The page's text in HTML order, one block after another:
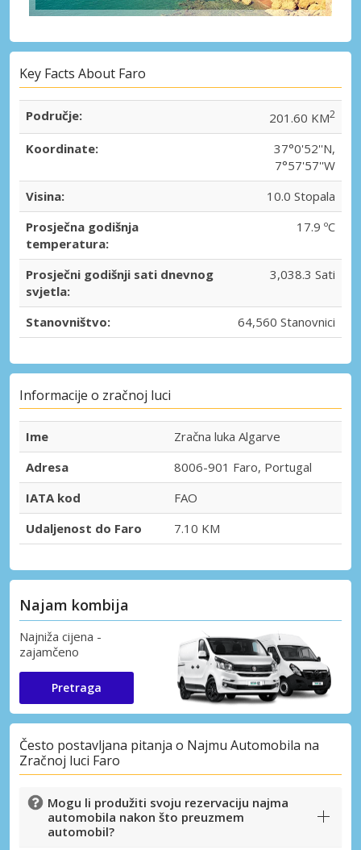
Key Facts About Faro
Područje: 201.60 KM2
Koordinate:
37°0'52''N,
7°57'57''W
Visina:
10.0 Stopala
Prosječna godišnja
temperatura:
17.9 ºC
Prosječni godišnji sati dnevnog
svjetla:
3,038.3 Sati
Stanovništvo: 64,560 Stanovnici
Informacije o zračnoj luci
Ime
Zračna luka Algarve
Adresa
8006-901 Faro, Portugal
IATA kod
FAO
Udaljenost do Faro
7.10 KM
Najam kombija
Najniža cijena -
zajamčeno
Pretraga
Često postavljana pitanja o Najmu Automobila na
Zračnoj luci Faro
Mogu li produžiti svoju rezervaciju najma
automobila nakon što preuzmem
automobil?